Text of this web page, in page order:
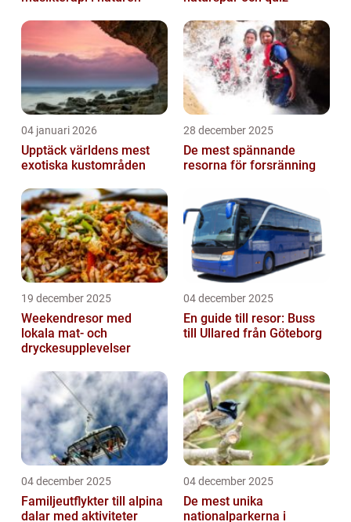
04 januari 2026
Upptäck världens mest
exotiska kustområden
28 december 2025
De mest spännande
resorna för forsränning
19 december 2025
Weekendresor med
lokala mat- och
dryckesupplevelser
04 december 2025
En guide till resor: Buss
till Ullared från Göteborg
04 december 2025
Familjeutflykter till alpina
dalar med aktiviteter
04 december 2025
De mest unika
nationalparkerna i